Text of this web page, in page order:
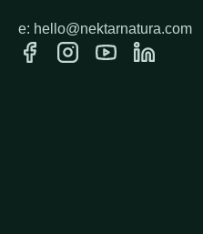
e: hello@nektarnatura.com